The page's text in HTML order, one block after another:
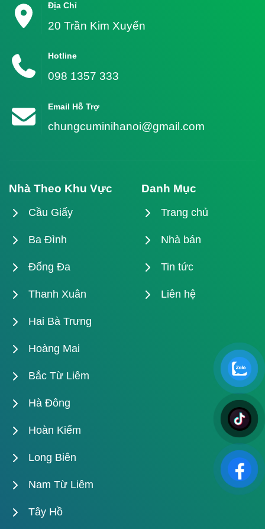
Địa Chỉ
20 Trần Kim Xuyến
Hotline
098 1357 333
Email Hỗ Trợ
chungcuminihanoi@gmail.com
Nhà Theo Khu Vực
Cầu Giấy
Ba Đình
Đống Đa
Thanh Xuân
Hai Bà Trưng
Hoàng Mai
Bắc Từ Liêm
Hà Đông
Hoàn Kiếm
Long Biên
Nam Từ Liêm
Tây Hồ
Danh Mục
Trang chủ
Nhà bán
Tin tức
Liên hệ